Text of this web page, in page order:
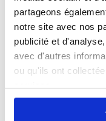
partageons
notre site avec nos
publicité et
avec d'autres
ou qu'ils ont
Restez
Sélectionnez les
abonnez-vous pour